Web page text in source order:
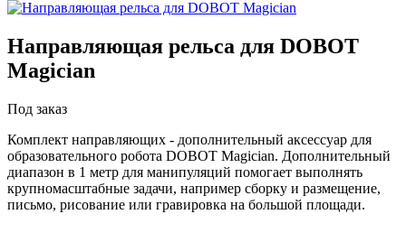
Направляющая рельса для DOBOT
Magician
Под заказ
Комплект направляющих - дополнительный аксессуар для
образовательного робота DOBOT Magician. Дополнительный
диапазон в 1 метр для манипуляций помогает выполнять
крупномасштабные задачи, например сборку и размещение,
письмо, рисование или гравировка на большой площади.